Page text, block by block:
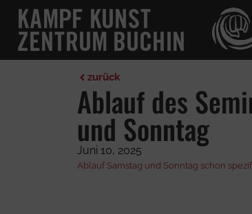
Shop
Altersgruppen
zurück
Ablauf des
und Sonntag
Juni 10, 2025
Ablauf Samstag und Sonntag schon